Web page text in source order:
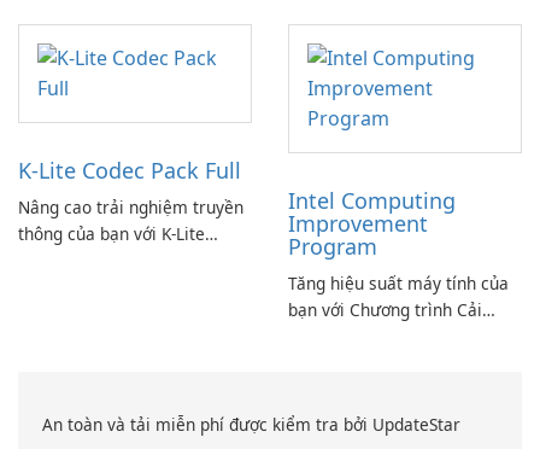
K-Lite Codec Pack Full
Nâng cao trải nghiệm truyền
thông của bạn với K-Lite
Intel Computing
Improvement
Program
Tăng hiệu suất máy tính của
bạn với Chương trình Cải
An toàn và tải miễn phí được kiểm tra bởi UpdateStar